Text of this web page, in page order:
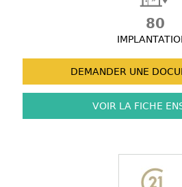
80
DEMANDER UNE
VOIR LA FICHE